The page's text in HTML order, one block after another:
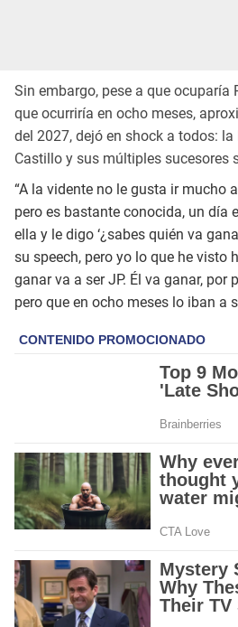
Sin embargo, pese a que ocuparía
que ocurriría en ocho meses,
del 2027, dejó en shock a todos:
Castillo y sus múltiples sucesores
“A la vidente no le gusta ir mucho
pero es bastante conocida, un día
ella y le digo ‘¿sabes quién va
su speech, pero yo lo que he visto
ganar va a ser JP. Él va ganar, por
pero que en ocho meses lo iban a